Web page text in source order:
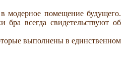
модерное помещение будущего.
всегда свидетельствуют об
выполнены в единственном